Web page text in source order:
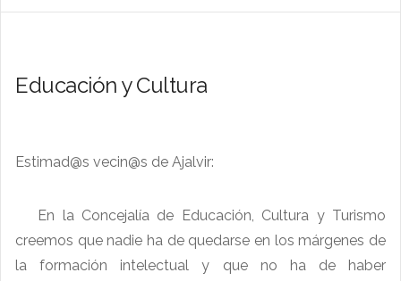
Educación y Cultura
Estimad@s vecin@s de Ajalvir:
En la Concejalía de Educación, Cultura y Turismo
creemos que nadie ha de quedarse en los márgenes de
la formación intelectual y que no ha de haber